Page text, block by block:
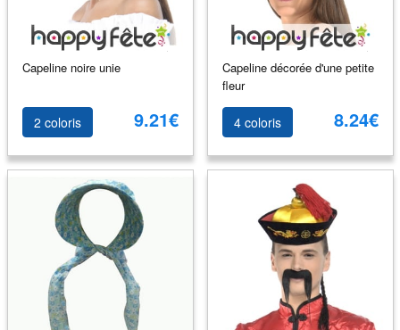
Capeline noire unie
2 coloris 9.21€
Capeline décorée d'une petite
fleur
4 coloris 8.24€